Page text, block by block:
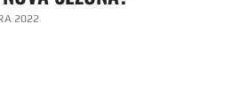
2022